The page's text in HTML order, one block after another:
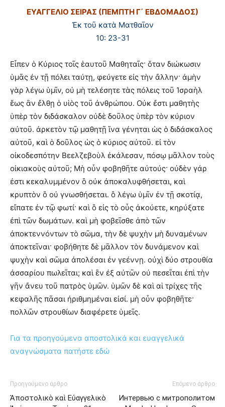
ΕΥΑΓΓΕΛΙΟ ΣΕΙΡΑΣ (ΠΕΜΠΤΗ Γ΄ ΕΒΔΟΜΑΔΟΣ)
Ἐκ τοῦ κατὰ Ματθαῖον
10: 23-31
Εἶπεν ὁ Κύριος τοῖς ἑαυτοῦ Μαθηταῖς· ὅταν διώκωσιν
ὑμᾶς ἐν τῇ πόλει ταύτῃ, φεύγετε εἰς τὴν ἄλλην· ἀμὴν
γὰρ λέγω ὑμῖν, οὐ μὴ τελέσητε τὰς πόλεις τοῦ Ἰσραὴλ
ἕως ἂν ἔλθῃ ὁ υἱὸς τοῦ ἀνθρώπου. Οὐκ ἔστι μαθητὴς
ὑπὲρ τὸν διδάσκαλον οὐδὲ δοῦλος ὑπὲρ τὸν κύριον
αὐτοῦ. ἀρκετὸν τῷ μαθητῇ ἵνα γένηται ὡς ὁ διδάσκαλος
αὐτοῦ, καὶ ὁ δοῦλος ὡς ὁ κύριος αὐτοῦ. εἰ τὸν
οἰκοδεσπότην Βεελζεβοὺλ ἐκάλεσαν, πόσῳ μᾶλλον τοὺς
οἰκιακοὺς αὐτοῦ; Μὴ οὖν φοβηθῆτε αὐτούς· οὐδὲν γάρ
ἐστι κεκαλυμμένον ὃ οὐκ ἀποκαλυφθήσεται, καὶ
κρυπτὸν ὃ οὐ γνωσθήσεται. ὃ λέγω ὑμῖν ἐν τῇ σκοτίᾳ,
εἴπατε ἐν τῷ φωτί· καὶ ὃ εἰς τὸ οὖς ἀκούετε, κηρύξατε
ἐπὶ τῶν δωμάτων. καὶ μὴ φοβεῖσθε ἀπὸ τῶν
ἀποκτεννόντων τὸ σῶμα, τὴν δὲ ψυχὴν μὴ δυναμένων
ἀποκτεῖναι· φοβήθητε δὲ μᾶλλον τὸν δυνάμενον καὶ
ψυχὴν καὶ σῶμα ἀπολέσαι ἐν γεέννῃ. οὐχὶ δύο στρουθία
ἀσσαρίου πωλεῖται; καὶ ἓν ἐξ αὐτῶν οὐ πεσεῖται ἐπὶ τὴν
γῆν ἄνευ τοῦ πατρὸς ὑμῶν. ὑμῶν δὲ καὶ αἱ τρίχες τῆς
κεφαλῆς πᾶσαι ἠριθμημέναι εἰσί. μὴ οὖν φοβηθῆτε·
πολλῶν στρουθίων διαφέρετε ὑμεῖς.
Για τα προηγούμενα αποστολικά και ευαγγελικά
αναγνώσματα πατήστε εδώ
Προηγούμενο άρθρο
Ἀποστολικὸ καὶ Εὐαγγελικὸ
Επόμενο άρθρο
Интервью с митрополитом